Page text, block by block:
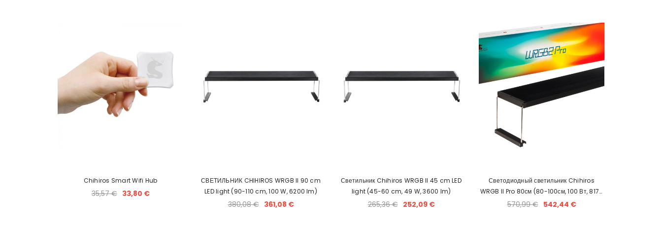
Chihiros Smart Wifi Hub
35,57 € 33,80 €
СВЕТИЛЬНИК CHIHIROS WRGB II 90 cm
LED light (90-110 cm, 100 W, 6200 lm)
380,08 € 361,08 €
Светильник Chihiros WRGB II 45 cm LED
light (45-60 cm, 49 W, 3600 lm)
265,36 € 252,09 €
Светодиодный светильник Chihiros
WRGB II Pro 80см (80-100см, 100 Вт, 8170
лм)
570,99 € 542,44 €